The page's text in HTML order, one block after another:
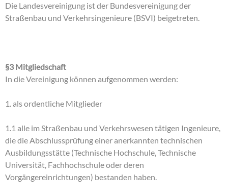
Die Landesvereinigung ist der Bundesvereinigung der
Straßenbau und Verkehrsingenieure (BSVI) beigetreten.
§3 Mitgliedschaft
In die Vereinigung können aufgenommen werden:
1. als ordentliche Mitglieder
1.1 alle im Straßenbau und Verkehrswesen tätigen Ingenieure,
die die Abschlussprüfung einer anerkannten technischen
Ausbildungsstätte (Technische Hochschule, Technische
Universität, Fachhochschule oder deren
Vorgängereinrichtungen) bestanden haben.